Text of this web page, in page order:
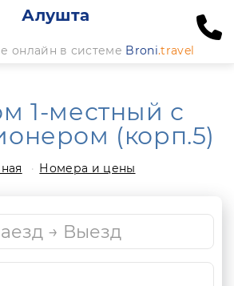
Алушта
онлайн в системе Broni.travel
1-местный с
(корп.5)
Номера и цены